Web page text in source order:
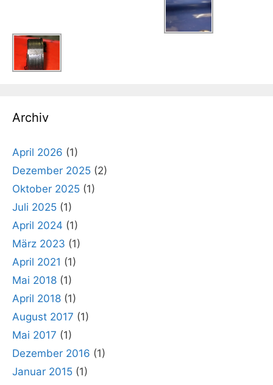
Archiv
April 2026 (1)
Dezember 2025 (2)
Oktober 2025 (1)
Juli 2025 (1)
April 2024 (1)
März 2023 (1)
April 2021 (1)
Mai 2018 (1)
April 2018 (1)
August 2017 (1)
Mai 2017 (1)
Dezember 2016 (1)
Januar 2015 (1)